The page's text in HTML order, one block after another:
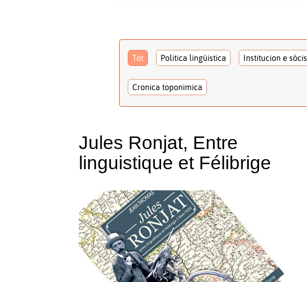
Tot Politica lingüistica Institucion e sòcis
Cronica toponimica
Jules Ronjat, Entre
linguistique et Félibrige